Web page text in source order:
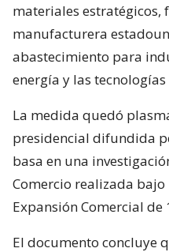
materiales estratégicos,
manufacturera
abastecimiento para
energía y las tecnologías
La medida quedó
presidencial difundida
basa en una
Comercio realizada bajo
Expansión Comercial de
El documento concluye